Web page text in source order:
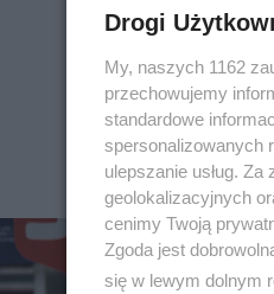
Drogi
My, naszych 1162
przechowujemy
standardowe
spersonalizowanych
ulepszanie usług.
geolokalizacyjnych
cenimy Twoją
Zgoda jest
się w lewym dolnym